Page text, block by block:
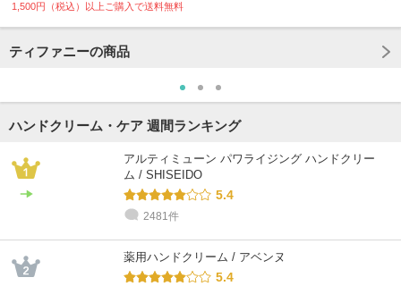
1,500円（税込）以上ご購入で送料無料
ティファニーの商品
ハンドクリーム・ケア 週間ランキング
アルティミューン パワライジング ハンドクリー
ム / SHISEIDO
5.4
2481件
薬用ハンドクリーム / アベンヌ
5.4